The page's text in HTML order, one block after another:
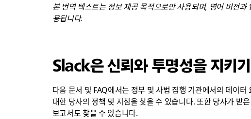
본 번역 텍스트는 정보 제공 목적으로만 사용되며, 영어 버전
용됩니다.
Slack은 신뢰와 투명성을 지키
다음 문서 및 FAQ에서는 정부 및 사법 집행 기관에서의 데이
대한 당사의 정책 및 지침을 찾을 수 있습니다. 또한 당사가 받
보고서도 찾을 수 있습니다.